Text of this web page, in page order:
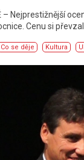
– Nejprestižnější
Cenu si
Co se děje Kultura